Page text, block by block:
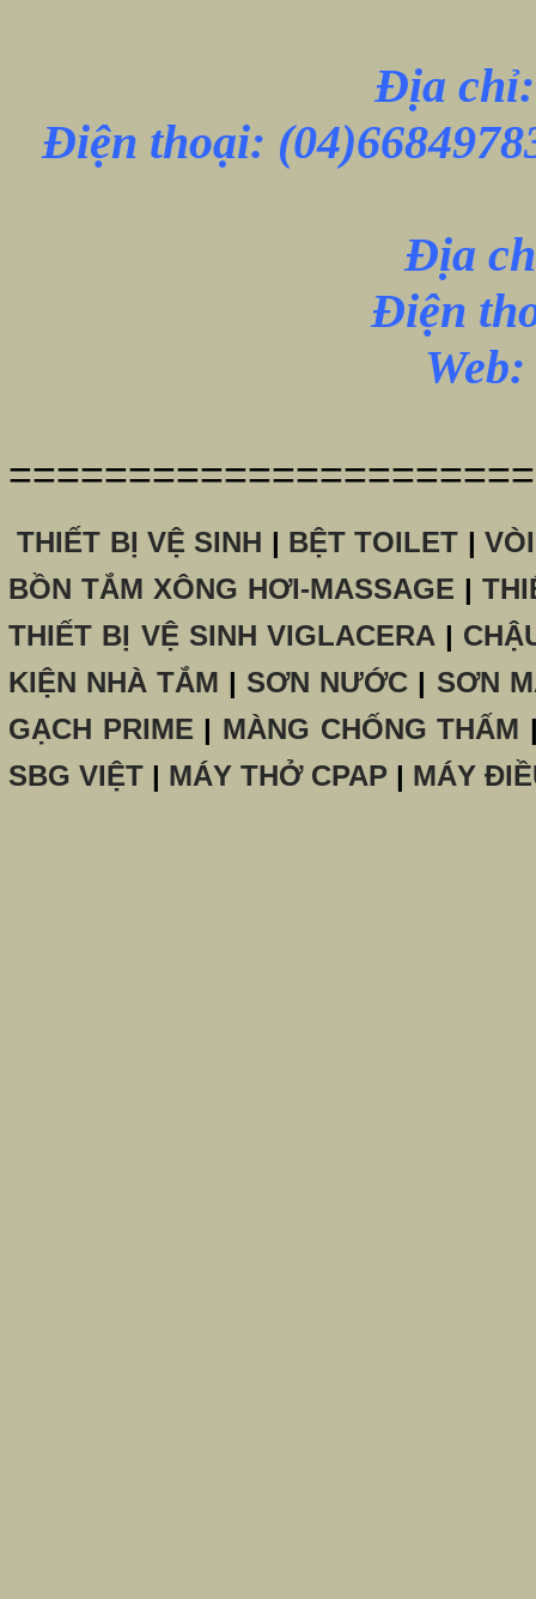
Địa
Điện thoại:
Địa
Điện
THIẾT BỊ VỆ SINH | BỆT TOILET |
BỒN TẮM XÔNG HƠI-MASSAGE |
THIẾT BỊ VỆ SINH VIGLACERA|
KIỆN NHÀ TẮM | SƠN NƯỚC | SƠN
GẠCH PRIME | MÀNG CHỐNG THẤM
SBG VIỆT | MÁY THỞ CPAP | MÁY